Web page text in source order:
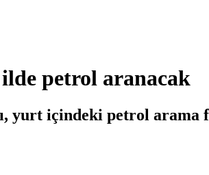
ilde petrol aranacak
yurt içindeki petrol